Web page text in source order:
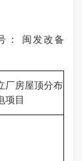
： 闽发改备
厂房屋顶分布
项目